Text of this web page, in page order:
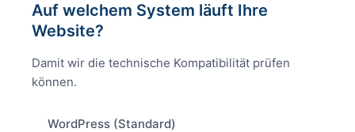
Auf welchem System läuft Ihre
Website?
Damit wir die technische Kompatibilität prüfen
können.
WordPress (Standard)